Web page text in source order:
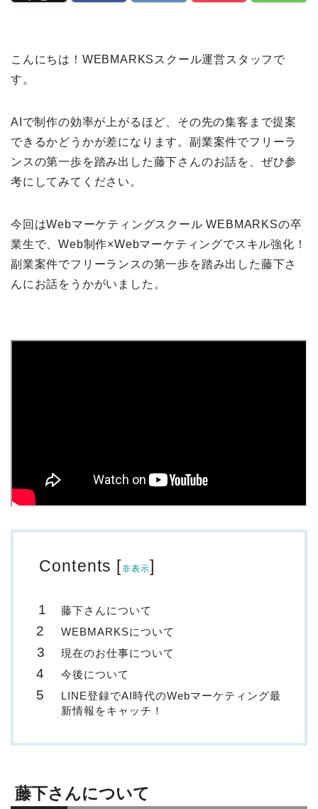
こんにちは！WEBMARKSスクール運営スタッフで
す。
AIで制作の効率が上がるほど、その先の集客まで提案
できるかどうかが差になります。副業案件でフリーラ
ンスの第一歩を踏み出した藤下さんのお話を、ぜひ参
考にしてみてください。
今回はWebマーケティングスクール WEBMARKSの卒
業生で、Web制作×Webマーケティングでスキル強化！
副業案件でフリーランスの第一歩を踏み出した藤下さ
んにお話をうかがいました。
Contents [非表示]
藤下さんについて
WEBMARKSについて
現在のお仕事について
今後について
LINE登録でAI時代のWebマーケティング最
新情報をキャッチ！
藤下さんについて